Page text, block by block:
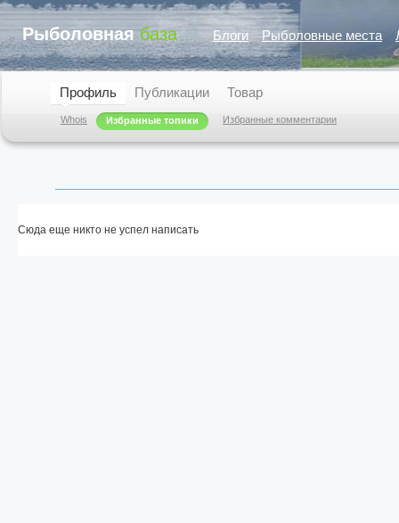
Рыболовная база Блоги Рыболовные места
Профиль
Whois Избранные топики Избранные комментарии
Публикации Товар
Сюда еще никто не успел написать